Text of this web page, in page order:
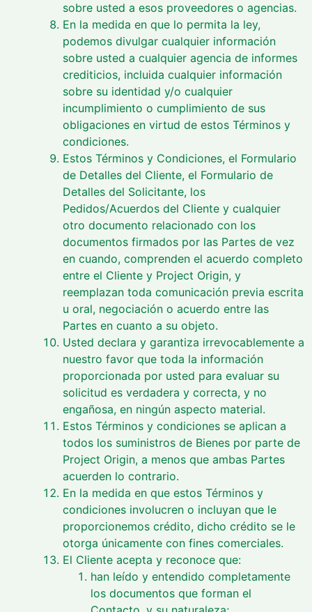
sobre usted a esos proveedores o agencias.
En la medida en que lo permita la ley,
podemos divulgar cualquier información
sobre usted a cualquier agencia de informes
crediticios, incluida cualquier información
sobre su identidad y/o cualquier
incumplimiento o cumplimiento de sus
obligaciones en virtud de estos Términos y
condiciones.
Estos Términos y Condiciones, el Formulario
de Detalles del Cliente, el Formulario de
Detalles del Solicitante, los
Pedidos/Acuerdos del Cliente y cualquier
otro documento relacionado con los
documentos firmados por las Partes de vez
en cuando, comprenden el acuerdo completo
entre el Cliente y Project Origin, y
reemplazan toda comunicación previa escrita
u oral, negociación o acuerdo entre las
Partes en cuanto a su objeto.
Usted declara y garantiza irrevocablemente a
nuestro favor que toda la información
proporcionada por usted para evaluar su
solicitud es verdadera y correcta, y no
engañosa, en ningún aspecto material.
Estos Términos y condiciones se aplican a
todos los suministros de Bienes por parte de
Project Origin, a menos que ambas Partes
acuerden lo contrario.
En la medida en que estos Términos y
condiciones involucren o incluyan que le
proporcionemos crédito, dicho crédito se le
otorga únicamente con fines comerciales.
El Cliente acepta y reconoce que:
han leído y entendido completamente
los documentos que forman el